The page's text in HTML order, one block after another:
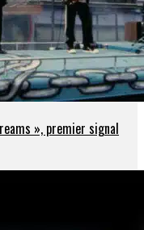
», premier signal